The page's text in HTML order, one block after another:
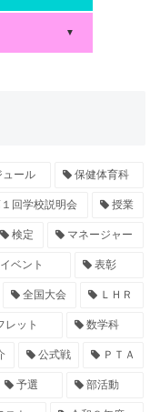
▼
ュール 保健体育科
回学校説明会 授業
検定 マネージャー
イベント 表彰
全国大会 ＬＨＲ
レット 数学科
公式戦 ＰＴＡ
予選 部活動